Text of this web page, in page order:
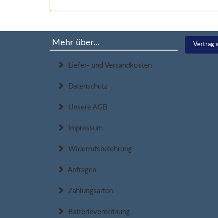
Mehr über...
Liefer- und Versandkosten
Datenschutz
Unsere AGB
Impressum
Widerrufsbelehrung
Anfragen
Zahlungsarten
Batterieverordnung
Vertrag